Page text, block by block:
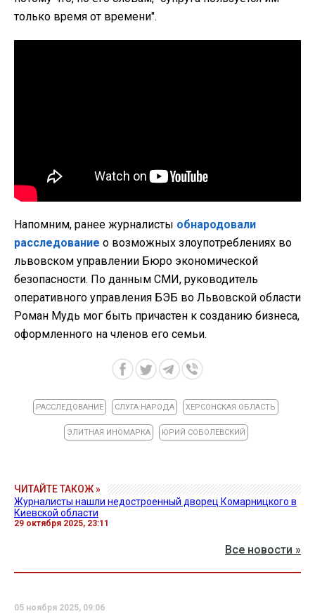
только время от времени".
Напомним, ранее журналисты обнародовали
расследование о возможных злоупотреблениях во
львовском управлении Бюро экономической
безопасности. По данным СМИ, руководитель
оперативного управления БЭБ во Львовской области
Роман Мудь мог быть причастен к созданию бизнеса,
оформленного на членов его семьи.
РАССЛЕДОВАНИЕ СЛУГА НАРОДА ХЕРСОНСКАЯ ОБЛАСТЬ
ЭЛИТНАЯ ИНОМАРКА ЮРИЙ СОБОЛЕВСКИЙ
ЧИТАЙТЕ ТАКОЖ »
Журналисты нашли недостроенный дворец Комарницкого в
Киевской области
29 октября 2025, 23:11
Все новости »
05 ноября 2025, 09:06